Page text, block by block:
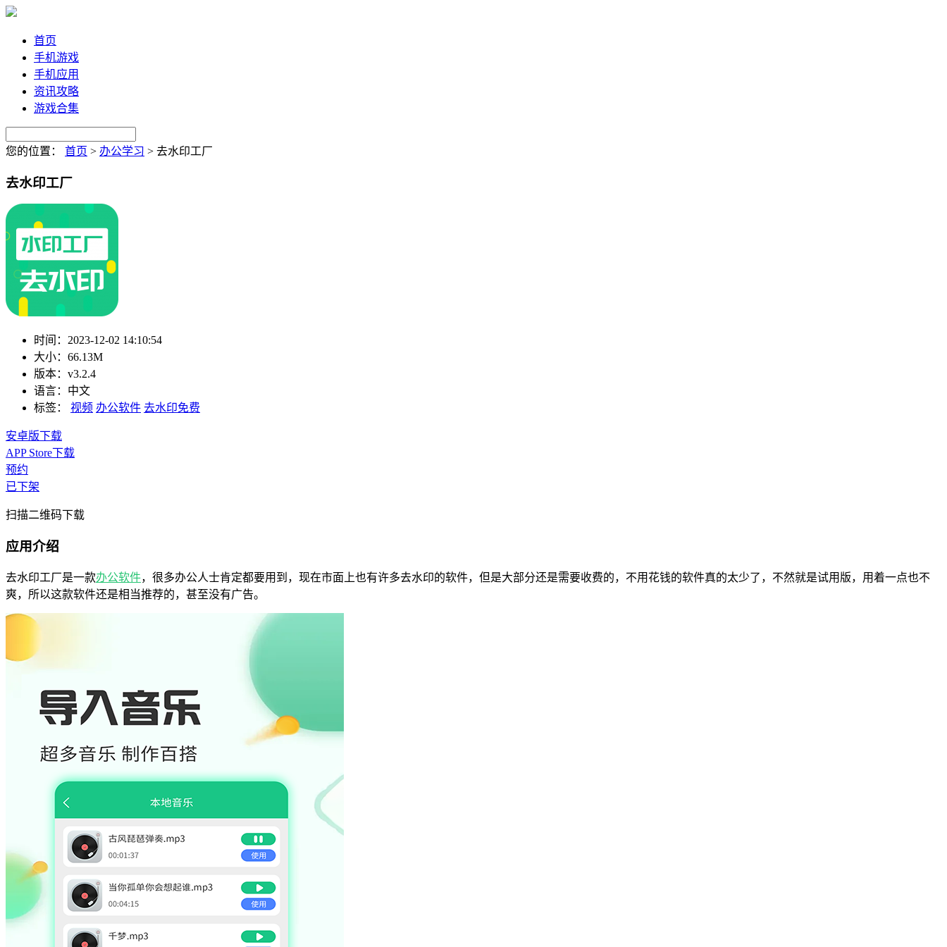
首页
手机游戏
手机应用
资讯攻略
游戏合集
您的位置： 首页 > 办公学习 > 去水印工厂
去水印工厂
时间： 2023-12-02 14:10:54
大小： 66.13M
版本： v3.2.4
语言： 中文
标签：
视频 办公软件 去水印免费
安卓版下载
APP Store下载
预约
已下架
扫描二维码下载
应用介绍
去水印工厂是一款办公软件，很多办公人士肯定都要用到，现在市面上也有许多去水印的软件，但是大部分还是需要收费的，不用花钱的软件真的太少了，不然就是试用版，用着一点也不
爽，所以这款软件还是相当推荐的，甚至没有广告。